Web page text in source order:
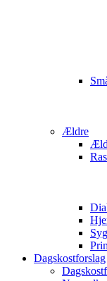
Ældre
Dagskostforslag